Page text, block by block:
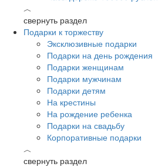
︿
свернуть раздел
Подарки к торжеству
Эксклюзивные подарки
Подарки на день рождения
Подарки женщинам
Подарки мужчинам
Подарки детям
На крестины
На рождение ребенка
Подарки на свадьбу
Корпоративные подарки
︿
свернуть раздел